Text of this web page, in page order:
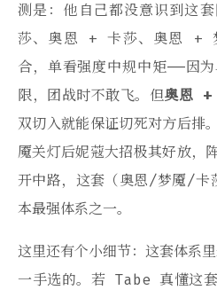
测是：他自己都没意识到这
莎、奥恩 + 卡莎、奥恩 +
合，单看强度中规中矩——因
限，团战时不敢飞。但奥恩
双切入就能保证切死对方后排
魇关灯后妮蔻大招极其好放，
开中路，这套（奥恩/梦魇/卡
本最强体系之一。
这里还有个小细节：这套体系
一手选的。若 Tabe 真懂这